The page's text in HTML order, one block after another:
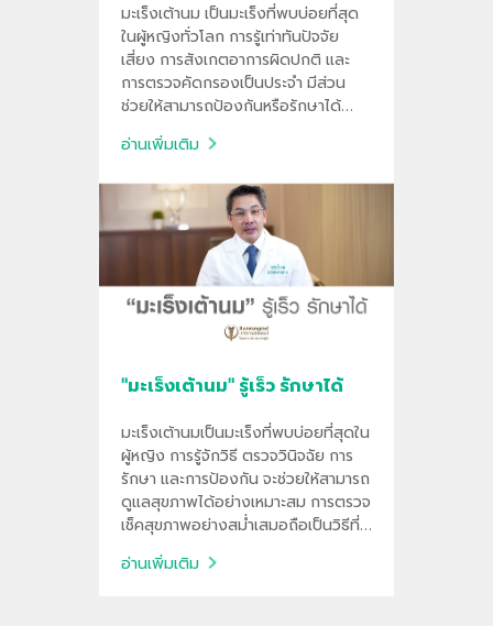
มะเร็งเต้านม เป็นมะเร็งที่พบบ่อยที่สุด
ในผู้หญิงทั่วโลก การรู้เท่าทันปัจจัย
เสี่ยง การสังเกตอาการผิดปกติ และ
การตรวจคัดกรองเป็นประจำ มีส่วน
ช่วยให้สามารถป้องกันหรือรักษาได้
อ่านเพิ่มเติม
"มะเร็งเต้านม" รู้เร็ว รักษาได้
มะเร็งเต้านมเป็นมะเร็งที่พบบ่อยที่สุดใน
ผู้หญิง การรู้จักวิธี ตรวจวินิจฉัย การ
รักษา และการป้องกัน จะช่วยให้สามารถ
ดูแลสุขภาพได้อย่างเหมาะสม การตรวจ
เช็คสุขภาพอย่างสม่ำเสมอถือเป็นวิธีที่ดี
หายขาด
อ่านเพิ่มเติม